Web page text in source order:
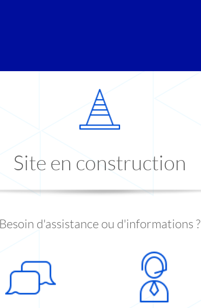
Site en construction
Besoin d'assistance ou d'informations ?